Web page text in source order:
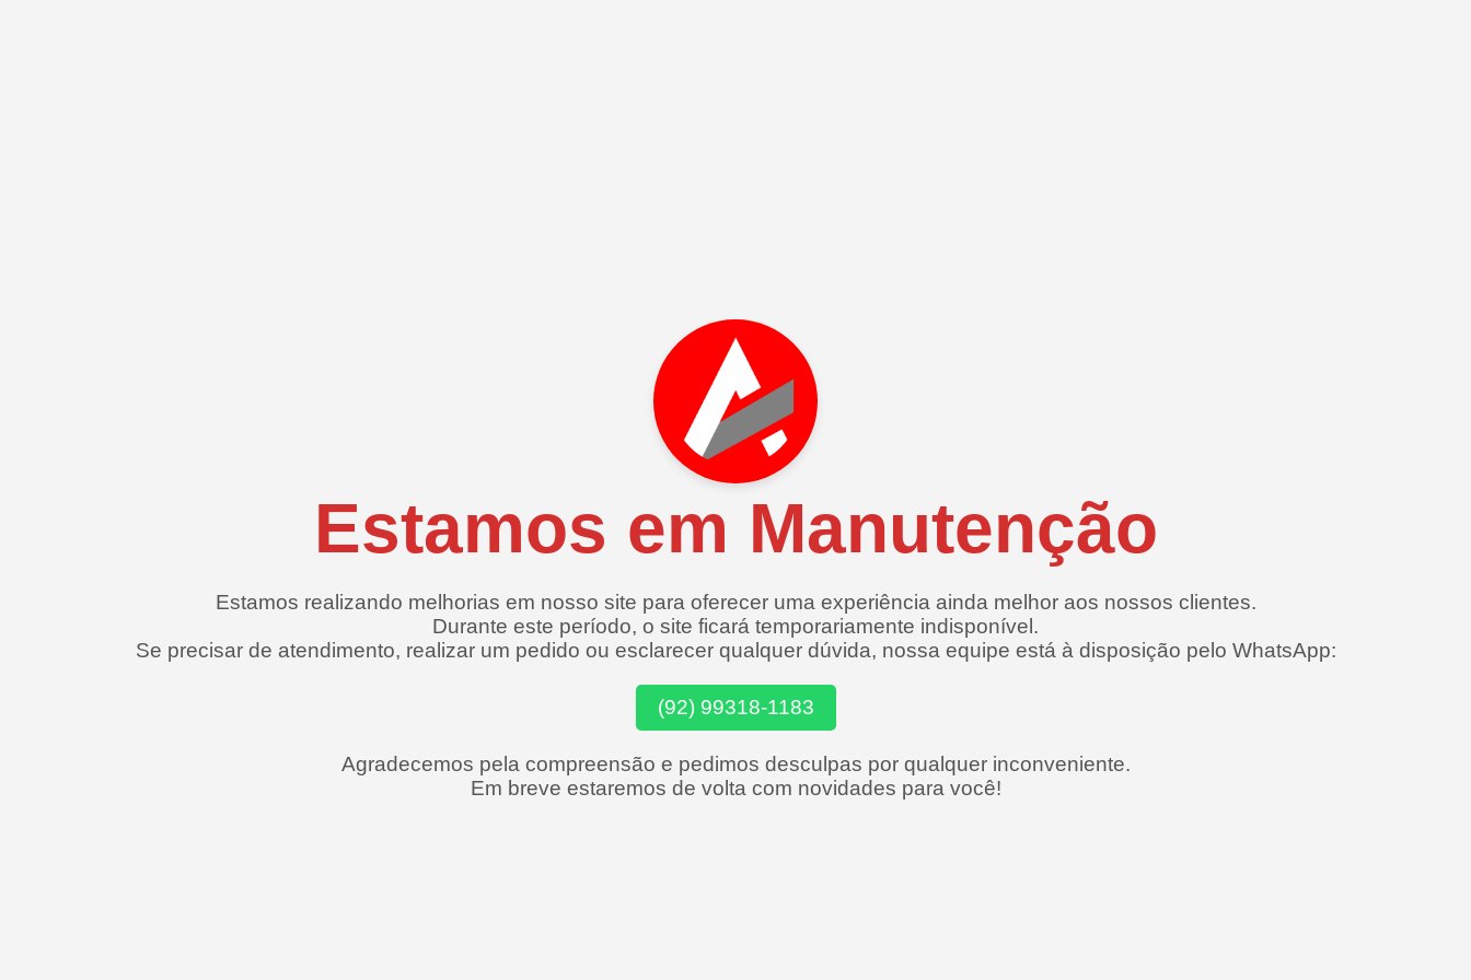
Estamos em Manutenção
Estamos realizando melhorias em nosso site para oferecer uma experiência ainda melhor aos nossos clientes.
Durante este período, o site ficará temporariamente indisponível.
Se precisar de atendimento, realizar um pedido ou esclarecer qualquer dúvida, nossa equipe está à disposição pelo WhatsApp:
(92) 99318-1183
Agradecemos pela compreensão e pedimos desculpas por qualquer inconveniente.
Em breve estaremos de volta com novidades para você!